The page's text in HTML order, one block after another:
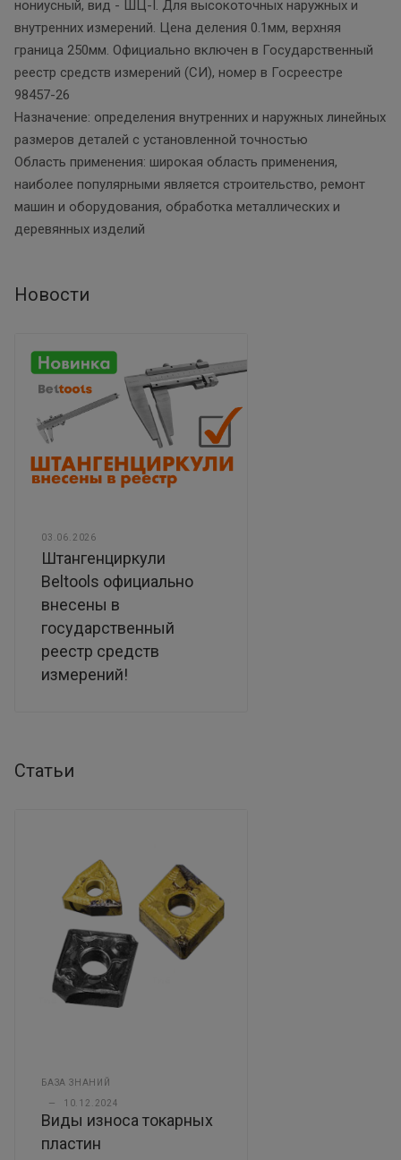
нониусный, вид - ШЦ-I. Для высокоточных наружных и
внутренних измерений. Цена деления 0.1мм, верхняя
граница 250мм. Официально включен в Государственный
реестр средств измерений (СИ), номер в Госреестре
98457-26
Назначение: определения внутренних и наружных линейных
размеров деталей с установленной точностью
Область применения: широкая область применения,
наиболее популярными является строительство, ремонт
машин и оборудования, обработка металлических и
деревянных изделий
Новости
03.06.2026
Штангенциркули
Beltools официально
внесены в
государственный
реестр средств
измерений!
Статьи
БАЗА ЗНАНИЙ
— 10.12.2024
Виды износа токарных
пластин